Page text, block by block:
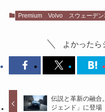
Premium Volvo スウェーデ
よかったら
伝説と革新の融合
ジェンド」に登場